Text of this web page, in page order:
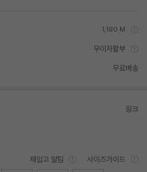
1,180 M
무이자할부
무료배송
핑크
재입고 알림 사이즈가이드